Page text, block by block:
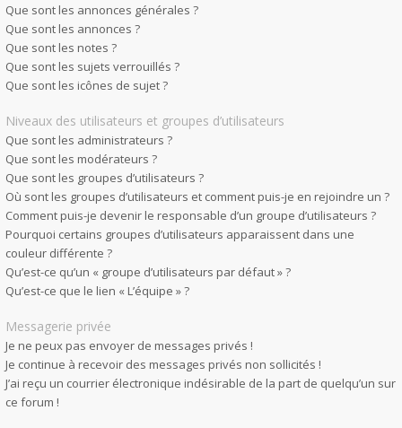
Que sont les annonces générales ?
Que sont les annonces ?
Que sont les notes ?
Que sont les sujets verrouillés ?
Que sont les icônes de sujet ?
Niveaux des utilisateurs et groupes d’utilisateurs
Que sont les administrateurs ?
Que sont les modérateurs ?
Que sont les groupes d’utilisateurs ?
Où sont les groupes d’utilisateurs et comment puis-je en rejoindre un ?
Comment puis-je devenir le responsable d’un groupe d’utilisateurs ?
Pourquoi certains groupes d’utilisateurs apparaissent dans une
couleur différente ?
Qu’est-ce qu’un « groupe d’utilisateurs par défaut » ?
Qu’est-ce que le lien « L’équipe » ?
Messagerie privée
Je ne peux pas envoyer de messages privés !
Je continue à recevoir des messages privés non sollicités !
J’ai reçu un courrier électronique indésirable de la part de quelqu’un sur
ce forum !